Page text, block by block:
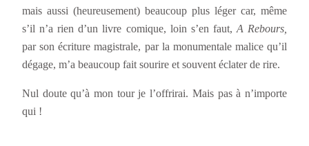
mais aussi (heureusement) beaucoup plus léger car, même
s’il n’a rien d’un livre comique, loin s’en faut, A Rebours,
par son écriture magistrale, par la monumentale malice qu’il
dégage, m’a beaucoup fait sourire et souvent éclater de rire.
Nul doute qu’à mon tour je l’offrirai. Mais pas à n’importe
qui !